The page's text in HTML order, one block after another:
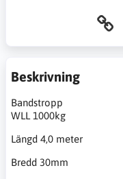
Beskrivning
Bandstropp
WLL 1000kg
Längd 4,0 meter
Bredd 30mm